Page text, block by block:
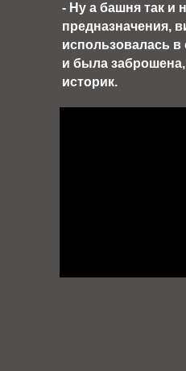
- Ну а башня так и
предназначения,
использовалась в
и была заброшена,
историк.